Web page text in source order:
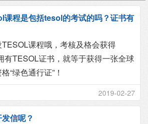
课程是包括tesol的考试的吗？证书有
课程哦，考核及格会获得
有TESOL证书，就等于获得一张全球
“绿色通行证”！
2019-02-27
信呢？